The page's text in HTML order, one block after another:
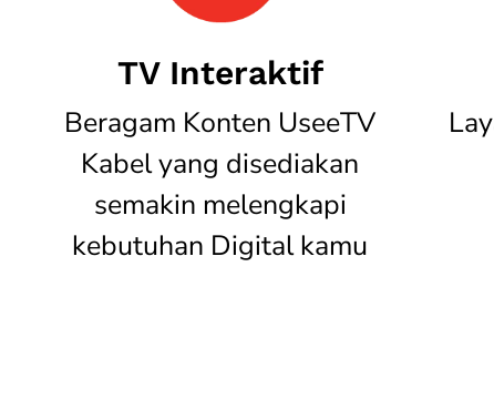
TV Interaktif
Beragam Konten UseeTV
Kabel yang disediakan
semakin melengkapi
kebutuhan Digital kamu